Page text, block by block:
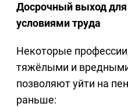
Досрочный выход
условиями труда
Некоторые
тяжёлыми и
позволяют уйти на
раньше: